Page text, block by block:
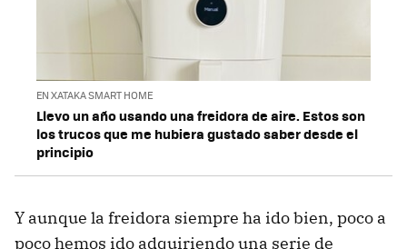
EN XATAKA SMART HOME
Llevo un año usando una freidora de aire. Estos son
los trucos que me hubiera gustado saber desde el
principio
Y aunque la freidora siempre ha ido bien, poco a
poco hemos ido adquiriendo una serie de